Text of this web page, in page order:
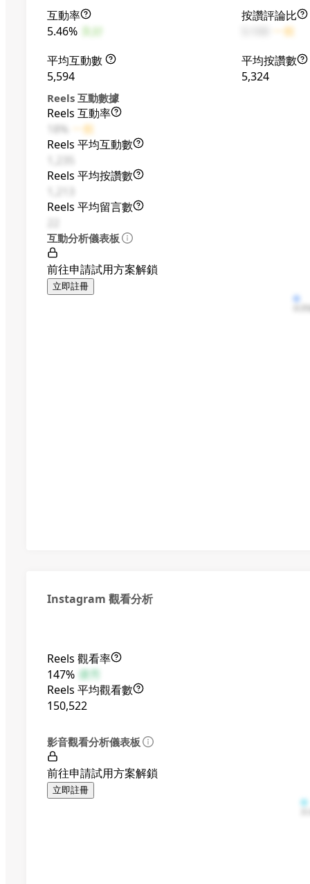
互動率
5.46% 良好
按讚評論比
一般
平均互動數
5,594
平均按讚數
5,324
Reels 互動數據
Reels 互動率
18%
一般
Reels 平均互動數
Reels 平均按讚數
Reels 平均留言數
互動分析儀表板
前往申請試用方案解鎖
立即註冊
Instagram 觀看分析
Reels 觀看率
147% 優秀
Reels 平均觀看數
150,522
影音觀看分析儀表板
前往申請試用方案解鎖
立即註冊